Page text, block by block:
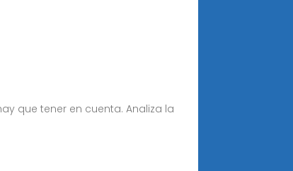
que tener en cuenta. Analiza la